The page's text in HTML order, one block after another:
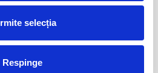
selecția
Respinge
30,00 Lei